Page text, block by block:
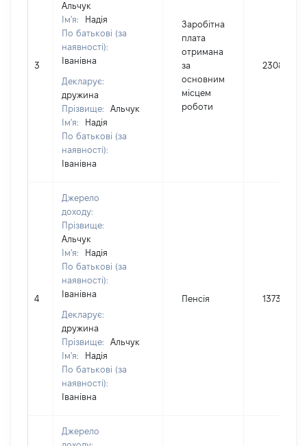
3
Альчук
Ім'я:
Надія
По батькові (за
наявності):
Іванівна
Декларує:
дружина
Прізвище:
Альчук
Ім'я:
Надія
По батькові (за
наявності):
Іванівна
Заробітна
плата
отримана
за
основним
місцем
роботи
2308
4
Джерело
доходу:
Прізвище:
Альчук
Ім'я:
Надія
По батькові (за
наявності):
Іванівна
Декларує:
дружина
Прізвище:
Альчук
Ім'я:
Надія
По батькові (за
наявності):
Іванівна
Пенсія 1373
Джерело